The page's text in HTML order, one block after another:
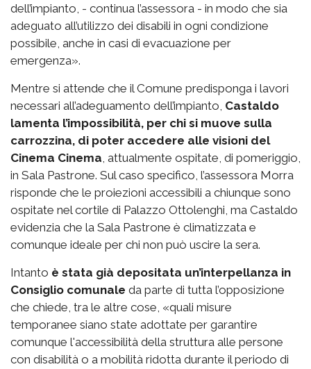
dell’impianto, - continua l’assessora - in modo che sia
adeguato all’utilizzo dei disabili in ogni condizione
possibile, anche in casi di evacuazione per
emergenza».
Mentre si attende che il Comune predisponga i lavori
necessari all’adeguamento dell’impianto, Castaldo
lamenta l’impossibilità, per chi si muove sulla
carrozzina, di poter accedere alle visioni del
Cinema Cinema, attualmente ospitate, di pomeriggio,
in Sala Pastrone. Sul caso specifico, l’assessora Morra
risponde che le proiezioni accessibili a chiunque sono
ospitate nel cortile di Palazzo Ottolenghi, ma Castaldo
evidenzia che la Sala Pastrone è climatizzata e
comunque ideale per chi non può uscire la sera.
Intanto è stata già depositata un’interpellanza in
Consiglio comunale da parte di tutta l’opposizione
che chiede, tra le altre cose, «quali misure
temporanee siano state adottate per garantire
comunque l'accessibilità della struttura alle persone
con disabilità o a mobilità ridotta durante il periodo di